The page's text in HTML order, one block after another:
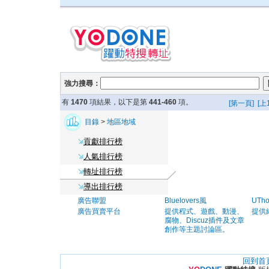
強力搜尋：
有 1470 項結果，以下是第 441-460 項。 [第一頁] [上
目錄 > 地區地域
貢獻排行榜
人氣排行榜
轉址排行榜
導出排行榜
廣告聯盟
廣告買賣平台
Bluelovers風
提供程式、遊戲、動漫、
腐物、Discuz插件及文章
創作等主題討論區。
提供
回到首